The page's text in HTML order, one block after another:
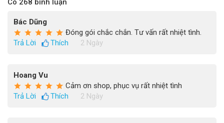
Có 268 bình luận
Bác Dũng
Đóng gói chắc chắn. Tư vấn rất nhiệt tình.
Trả Lời
Thích 2 Ngày
Hoang Vu
Cảm ơn shop, phục vụ rất nhiệt tình
Trả Lời
Thích 2 Ngày